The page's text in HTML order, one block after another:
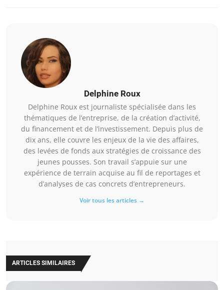
Delphine Roux
Delphine Roux est journaliste spécialisée dans les
thématiques de l’entreprise, de la création d’activité,
du financement et de l’investissement. Depuis plus de
dix ans, elle couvre les enjeux de la vie des affaires,
des levées de fonds aux stratégies de croissance des
jeunes pousses. Son travail s’appuie sur une
expérience de terrain acquise au fil de reportages et
d’analyses de cas concrets d’entrepreneurs.
Voir tous les articles →
ARTICLES SIMILAIRES